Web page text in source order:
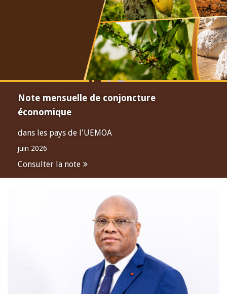
Note mensuelle de conjoncture
économique
dans les pays de l'UEMOA
juin 2026
Consulter la note